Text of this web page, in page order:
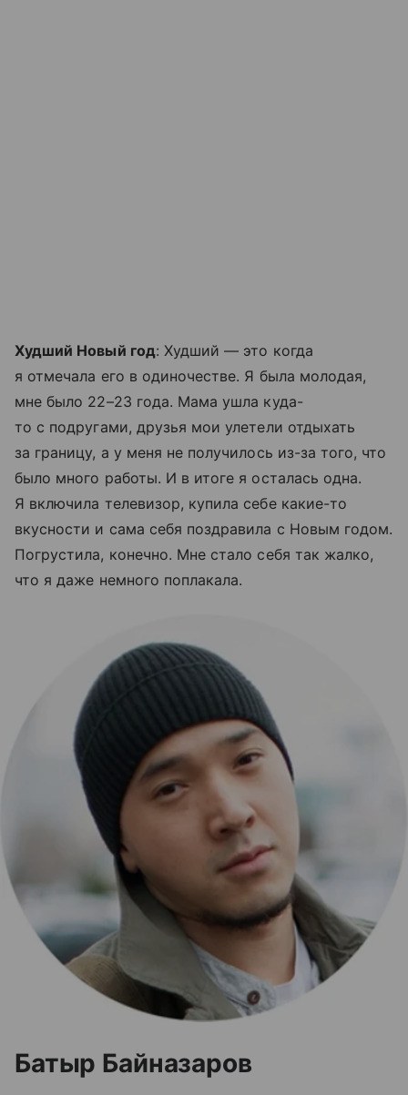
Худший Новый год: Худший — это когда
я отмечала его в одиночестве. Я была молодая,
мне было 22–23 года. Мама ушла куда-
то с подругами, друзья мои улетели отдыхать
за границу, а у меня не получилось из-за того, что
было много работы. И в итоге я осталась одна.
Я включила телевизор, купила себе какие-то
вкусности и сама себя поздравила с Новым годом.
Погрустила, конечно. Мне стало себя так жалко,
что я даже немного поплакала.
Батыр Байназаров